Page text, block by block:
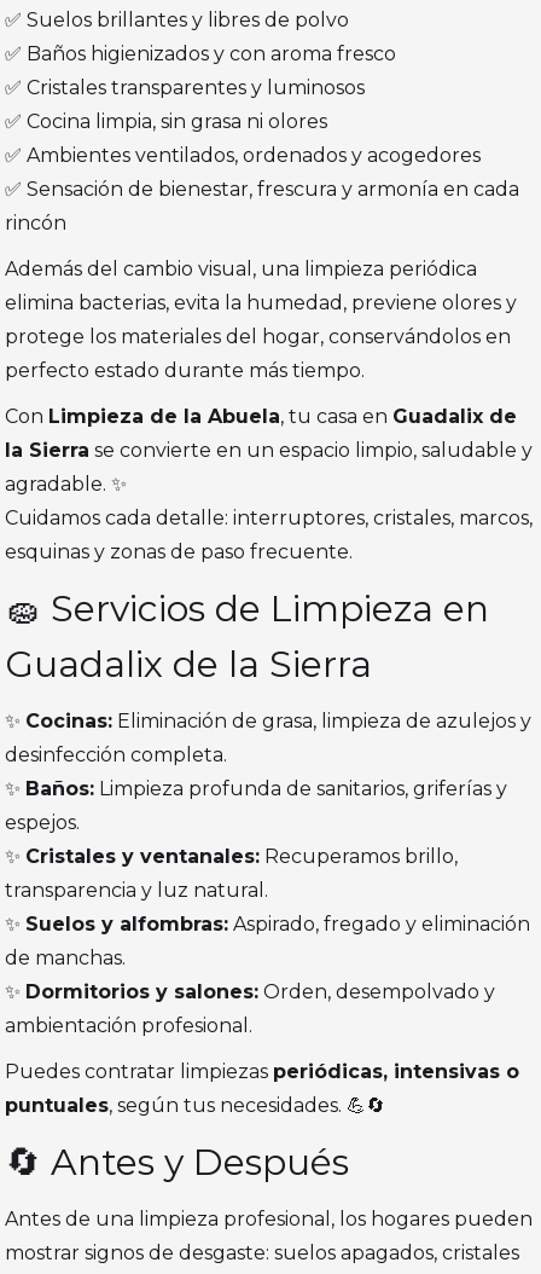
✅ Suelos brillantes y libres de polvo
✅ Baños higienizados y con aroma fresco
✅ Cristales transparentes y luminosos
✅ Cocina limpia, sin grasa ni olores
✅ Ambientes ventilados, ordenados y acogedores
✅ Sensación de bienestar, frescura y armonía en cada
rincón
Además del cambio visual, una limpieza periódica
elimina bacterias, evita la humedad, previene olores y
protege los materiales del hogar, conservándolos en
perfecto estado durante más tiempo.
Con Limpieza de la Abuela, tu casa en Guadalix de
la Sierra se convierte en un espacio limpio, saludable y
agradable. ✨
Cuidamos cada detalle: interruptores, cristales, marcos,
esquinas y zonas de paso frecuente.
🧽 Servicios de Limpieza en
Guadalix de la Sierra
✨ Cocinas: Eliminación de grasa, limpieza de azulejos y
desinfección completa.
✨ Baños: Limpieza profunda de sanitarios, griferías y
espejos.
✨ Cristales y ventanales: Recuperamos brillo,
transparencia y luz natural.
✨ Suelos y alfombras: Aspirado, fregado y eliminación
de manchas.
✨ Dormitorios y salones: Orden, desempolvado y
ambientación profesional.
Puedes contratar limpiezas periódicas, intensivas o
puntuales, según tus necesidades. 💪🔄
🔄 Antes y Después
Antes de una limpieza profesional, los hogares pueden
mostrar signos de desgaste: suelos apagados, cristales